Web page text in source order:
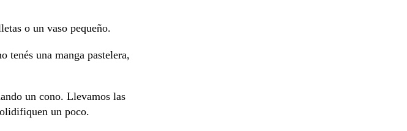
o un vaso pequeño.
tenés una manga pastelera,
un cono. Llevamos las
un poco.